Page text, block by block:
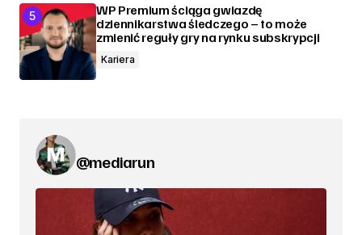
WP Premium ściąga gwiazdę
dziennikarstwa śledczego – to może
zmienić reguły gry na rynku subskrypcji
Kariera
@mediarun